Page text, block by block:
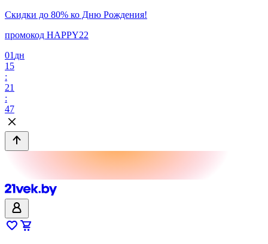
Скидки до 80% ко Дню Рождения!
промокод HAPPY22
01 дн
15
:
21
:
47